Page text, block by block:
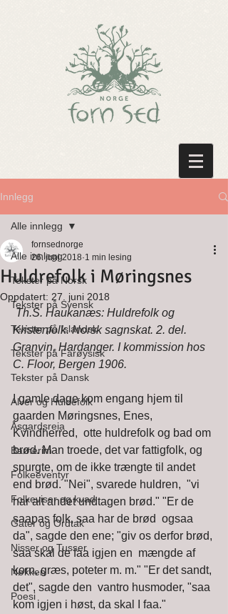
Innlegg
Alle innlegg
Tekster på Norsk
Tekster på Svensk
Tekster på Islandsk
Tekster på Farøysisk
Tekster på Dansk
Alver og Huldefolk
Åsgardsreia
Barnerim
Folkeeventyr
Folkeviser og kvad
Gater og Ordtak
Nisser og Tusser
Nøkken
Poesi
Alle innlegg
Huldrefolk i Møringsnes
fornsednorge
26. juni 2018 1 min lesing
Oppdatert: 27. juni 2018
Th.S. Haukanæs: Huldrefolk og
Kristenfolk. Norsk sagnskat. 2. del.
Granvin, Hardanger. I kommission hos
C. Floor, Bergen 1906.
I gamle dage kom engang hjem til
gaarden Møringsnes, Enes,
Kvindherred,  otte huldrefolk og bad om
brød. Man troede, det var fattigfolk, og
spurgte, om de ikke trængte til andet
end brød. "Nei", svarede huldren,  "vi
har alt andet undtagen brød." "Er de
saapas folk, saa har de brød  ogsaa
da", sagde den ene; "giv os derfor brød,
saa skal de faa igjen en  mængde af
korn, græs, poteter m. m." "Er det sandt,
det", sagde den  vantro husmoder, "saa
kom igjen i høst, da skal I faa."